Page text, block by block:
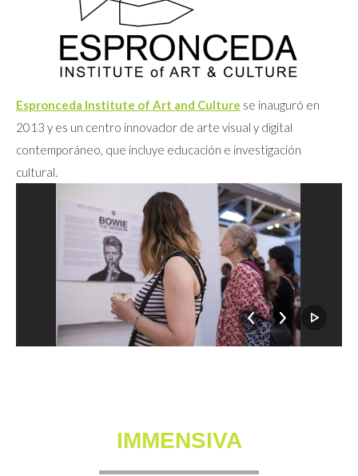
Espronceda Institute of Art and Culture se inauguró en
2013 y es un centro innovador de arte visual y digital
contemporáneo, que incluye educación e investigación
cultural.
IMMENSIVA